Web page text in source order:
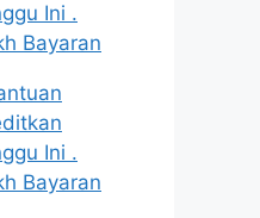
Ini .
Bayaran
Ini .
Bayaran